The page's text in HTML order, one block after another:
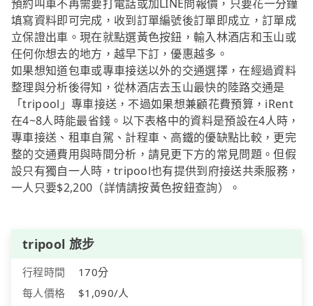
預約叫車不再需要打電話或加LINE問報價，只要花一分鐘
填寫資料即可完成，收到訂單編號後訂單即成立，訂單成
立保證出車。現在就點選黃色按鈕，輸入林酒店和玉山或
任何你想去的地方，越早下訂，優惠越多。
如果想知道包車或專車接送以外的交通選擇，在經過資料
整理與分析後得知，從林酒店去玉山最快的陸路交通是
「tripool」專車接送，不過如果想兼顧花費預算，iRent
在4~8人時能最省錢。以下表格中的資料是預設在4人時，
專車接送、租車自駕、計程車、高鐵的優缺點比較，更完
整的交通費用與時間分析，請見更下方的常見問題。但假
設只有獨自一人時，tripool也有提供到府接送共乘服務，
一人只要$2,200（詳情請按黃色按鈕查詢）。
tripool 旅步
行程時間
170分
每人價格
$1,090/人